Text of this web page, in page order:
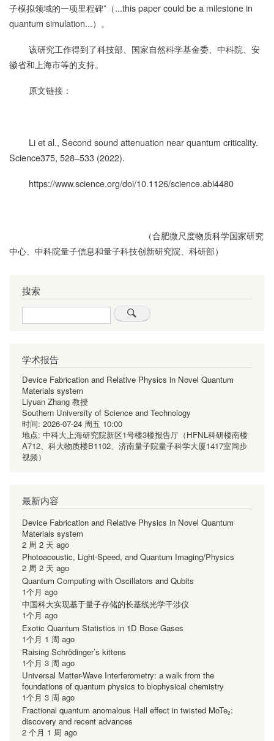
子模拟领域的一项里程碑”（...this paper could be a milestone in
quantum simulation...）。
该研究工作得到了科技部、国家自然科学基金委、中科院、安
徽省和上海市等的支持。
原文链接：
Li et al., Second sound attenuation near quantum criticality.
Science375, 528–533 (2022).
https://www.science.org/doi/10.1126/science.abi4480
（合肥微尺度物质科学国家研究
中心、中科院量子信息和量子科技创新研究院、科研部）
搜索
Search
学术报告
Device Fabrication and Relative Physics in Novel Quantum
Materials system
Liyuan Zhang 教授
Southern University of Science and Technology
时间: 2026-07-24 周五 10:00
地点: 中科大上海研究院新区1号楼3楼报告厅（HFNL科研楼南楼
A712、科大物质楼B1102、济南量子院量子科学大厦1417室同步
视频）
最新内容
Device Fabrication and Relative Physics in Novel Quantum
Materials system
2 周 2 天 ago
Photoacoustic, Light-Speed, and Quantum Imaging/Physics
2 周 2 天 ago
Quantum Computing with Oscillators and Qubits
1个月 ago
中国科大实现基于量子存储的长基线光学干涉仪
1个月 ago
Exotic Quantum Statistics in 1D Bose Gases
1个月 1 周 ago
Raising Schrödinger’s kittens
1个月 3 周 ago
Universal Matter-Wave Interferometry: a walk from the
foundations of quantum physics to biophysical chemistry
1个月 3 周 ago
Fractional quantum anomalous Hall effect in twisted MoTe₂:
discovery and recent advances
2 个月 1 周 ago